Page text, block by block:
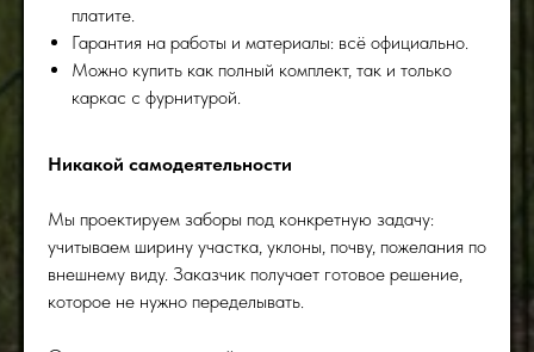
платите.
Гарантия на работы и материалы: всё официально.
Можно купить как полный комплект, так и только
каркас с фурнитурой.
Никакой самодеятельности
Мы проектируем заборы под конкретную задачу:
учитываем ширину участка, уклоны, почву, пожелания по
внешнему виду. Заказчик получает готовое решение,
которое не нужно переделывать.